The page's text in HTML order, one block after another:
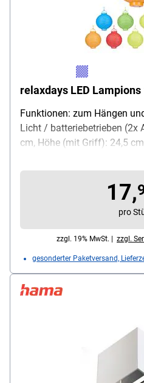
relaxdays LED Lampions
Funktionen: zum Hängen
Licht / batteriebetrieben (2x
cm, Höhe (mit Griff): 24,5
ohne Batterien
17,
pro
zzgl. 19% MwSt. | zzgl.
gesonderter Paketversand,